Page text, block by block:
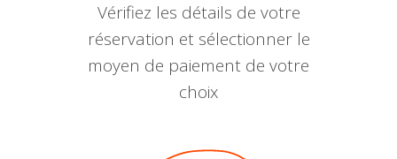
Vérifiez les détails de votre
réservation et sélectionner le
moyen de paiement de votre
choix